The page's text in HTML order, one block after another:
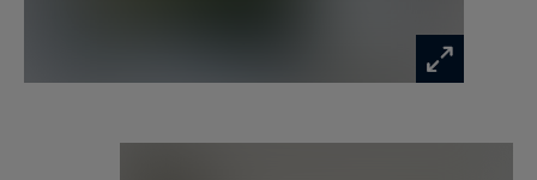
Pour plus d’informations ou organiser une
visite, contactez-nous dès aujourd’hui chez Côte